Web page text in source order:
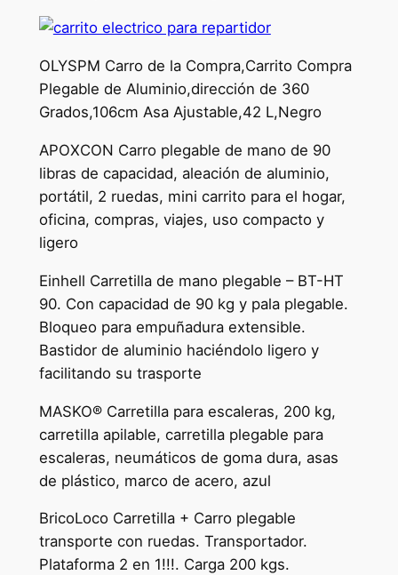
OLYSPM Carro de la Compra,Carrito Compra
Plegable de Aluminio,dirección de 360
Grados,106cm Asa Ajustable,42 L,Negro
APOXCON Carro plegable de mano de 90
libras de capacidad, aleación de aluminio,
portátil, 2 ruedas, mini carrito para el hogar,
oficina, compras, viajes, uso compacto y
ligero
Einhell Carretilla de mano plegable – BT-HT
90. Con capacidad de 90 kg y pala plegable.
Bloqueo para empuñadura extensible.
Bastidor de aluminio haciéndolo ligero y
facilitando su trasporte
MASKO® Carretilla para escaleras, 200 kg,
carretilla apilable, carretilla plegable para
escaleras, neumáticos de goma dura, asas
de plástico, marco de acero, azul
BricoLoco Carretilla + Carro plegable
transporte con ruedas. Transportador.
Plataforma 2 en 1!!!. Carga 200 kgs.